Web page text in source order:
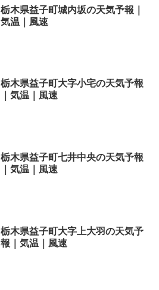
栃木県益子町城内坂の天気予報｜
気温｜風速
栃木県益子町大字小宅の天気予報
｜気温｜風速
栃木県益子町七井中央の天気予報
｜気温｜風速
栃木県益子町大字上大羽の天気予
報｜気温｜風速